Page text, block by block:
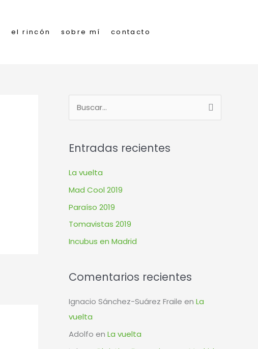
el rincón sobre mí contacto
c
a
r
:
Entradas recientes
La vuelta
Mad Cool 2019
Paraíso 2019
Tomavistas 2019
Incubus en Madrid
Comentarios recientes
Ignacio Sánchez-Suárez Fraile en La
vuelta
Adolfo en La vuelta